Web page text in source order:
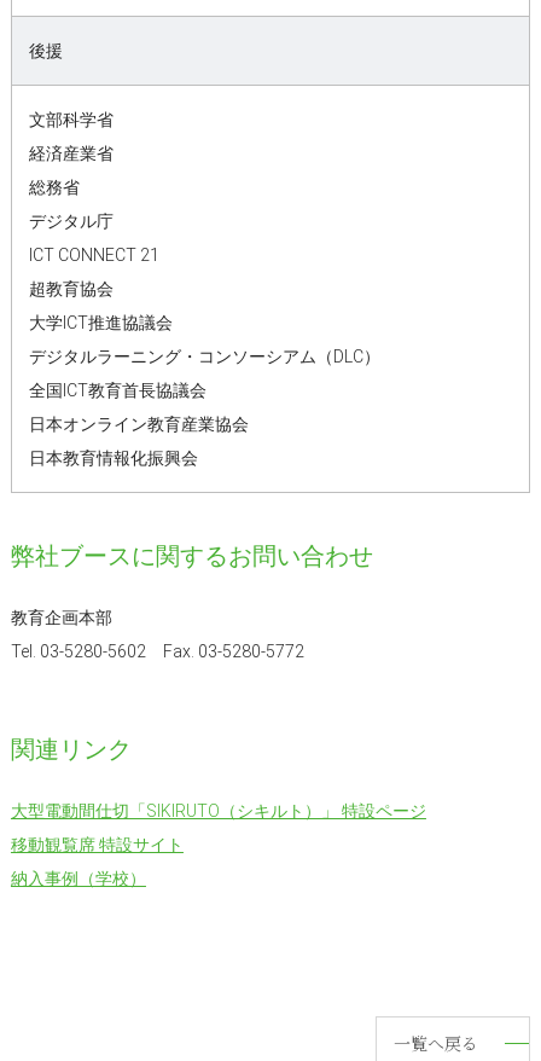
後援
文部科学省
経済産業省
総務省
デジタル庁
ICT CONNECT 21
超教育協会
大学ICT推進協議会
デジタルラーニング・コンソーシアム（DLC）
全国ICT教育首長協議会
日本オンライン教育産業協会
日本教育情報化振興会
弊社ブースに関するお問い合わせ
教育企画本部
Tel. 03-5280-5602 Fax. 03-5280-5772
関連リンク
大型電動間仕切「SIKIRUTO（シキルト）」 特設ページ
移動観覧席 特設サイト
納入事例（学校）
一覧へ戻る